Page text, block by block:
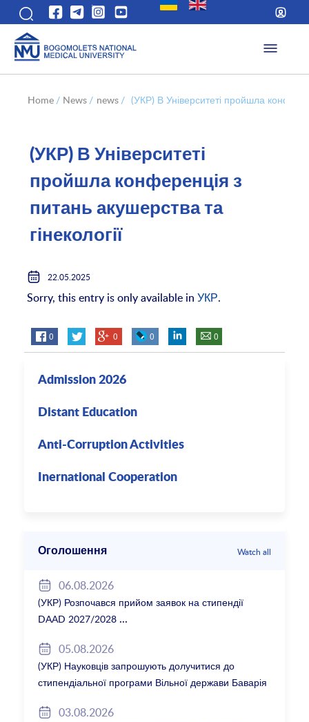
Home / News / news / (УКР) В Університеті пройшла
(УКР) В Університеті
пройшла конференція з
питань акушерства та
гінекології
22.05.2025
Sorry, this entry is only available inУКР.
0 0 0 0
Admission 2026
Distant Education
Anti-Corruption Activities
Inernational Cooperation
Оголошення Watch all
06.08.2026
(УКР) Розпочався прийом заявок на стипендії
DAAD 2027/2028
05.08.2026
(УКР) Науковців запрошують долучитися до
стипендіальної програми Вільної держави Баварія
03.08.2026